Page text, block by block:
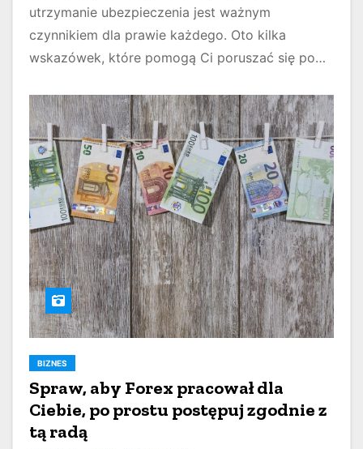
utrzymanie ubezpieczenia jest ważnym
czynnikiem dla prawie każdego. Oto kilka
wskazówek, które pomogą Ci poruszać się po…
BIZNES
Spraw, aby Forex pracował dla
Ciebie, po prostu postępuj zgodnie z
tą radą